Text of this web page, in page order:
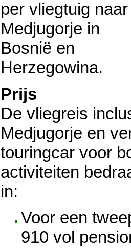
per vliegtuig naar
Medjugorje in
Bosnië en
Herzegowina.
Prijs
De vliegreis
Medjugorje en
touringcar voor
activiteiten
in:
Voor een
910 vol